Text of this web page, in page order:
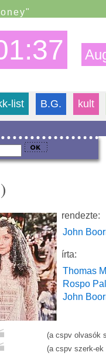
list B.G. kult
rendezte:
John
írta:
Thomas
Rospo
John
(a cspv olvasók
(a cspv szerk-ek